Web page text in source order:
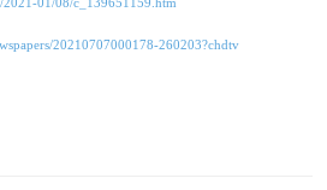
20210707000178-260203?chdtv